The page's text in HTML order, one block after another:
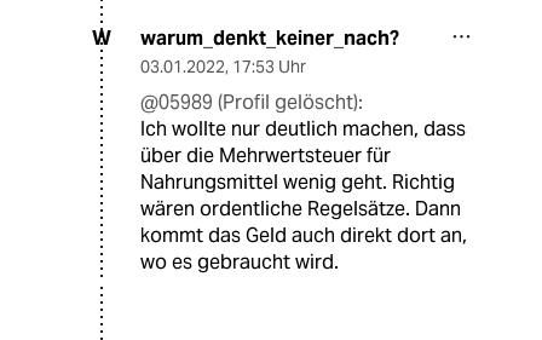
W warum_denkt_keiner_nach?
03.01.2022, 17:53 Uhr
@05989 (Profil gelöscht):
Ich wollte nur deutlich machen, dass
über die Mehrwertsteuer für
Nahrungsmittel wenig geht. Richtig
wären ordentliche Regelsätze. Dann
kommt das Geld auch direkt dort an,
wo es gebraucht wird.